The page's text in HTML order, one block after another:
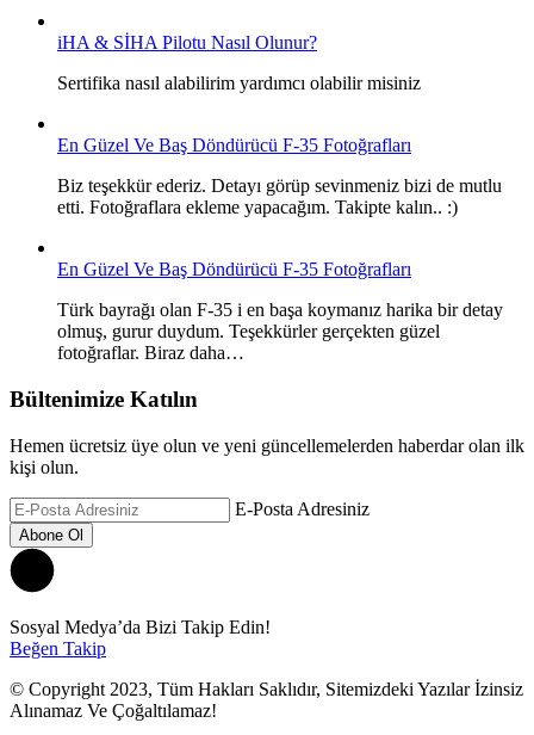
iHA & SİHA Pilotu Nasıl Olunur?
Sertifika nasıl alabilirim yardımcı olabilir misiniz
En Güzel Ve Baş Döndürücü F-35 Fotoğrafları
Biz teşekkür ederiz. Detayı görüp sevinmeniz bizi de mutlu
etti. Fotoğraflara ekleme yapacağım. Takipte kalın.. :)
En Güzel Ve Baş Döndürücü F-35 Fotoğrafları
Türk bayrağı olan F-35 i en başa koymanız harika bir detay
olmuş, gurur duydum. Teşekkürler gerçekten güzel
fotoğraflar. Biraz daha…
Bültenimize Katılın
Hemen ücretsiz üye olun ve yeni güncellemelerden haberdar olan ilk
kişi olun.
E-Posta Adresiniz
Sosyal Medya’da Bizi Takip Edin!
Beğen Takip
© Copyright 2023, Tüm Hakları Saklıdır, Sitemizdeki Yazılar İzinsiz
Alınamaz Ve Çoğaltılamaz!